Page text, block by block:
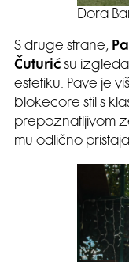
Dora
S druge strane,
Čuturić su
estetiku. Pave je
blokecore stil s
prepoznatljivom
mu odlično